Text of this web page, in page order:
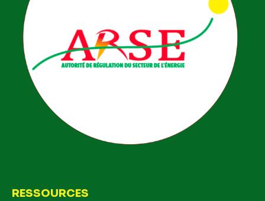
RESSOURCES